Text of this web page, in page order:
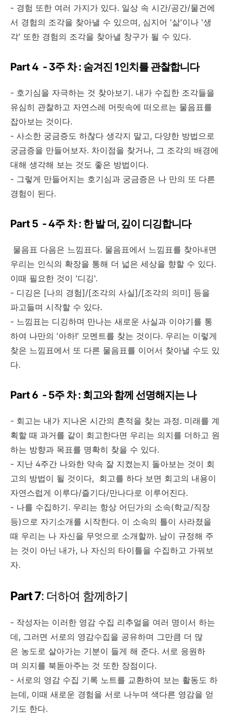
- 경험 또한 여러 가지가 있다. 일상 속 시간/공간/물건에
서 경험의 조각을 찾아낼 수 있으며, 심지어 '삶'이나 '생
각' 또한 경험의 조각을 찾아낼 창구가 될 수 있다.
Part 4 - 3주 차 : 숨겨진 1인치를 관찰합니다
- 호기심을 자극하는 것 찾아보기. 내가 수집한 조각들을
유심히 관찰하고 자연스레 머릿속에 떠오르는 물음표를
잡아보는 것이다.
- 사소한 궁금증도 하찮다 생각지 말고, 다양한 방법으로
궁금증을 만들어보자. 차이점을 찾거나, 그 조각의 배경에
대해 생각해 보는 것도 좋은 방법이다.
- 그렇게 만들어지는 호기심과 궁금증은 나 만의 또 다른
경험이 된다.
Part 5 - 4주 차 : 한 발 더, 깊이 디깅합니다
물음표 다음은 느낌표다. 물음표에서 느낌표를 찾아내면
우리는 인식의 확장을 통해 더 넓은 세상을 향할 수 있다.
이때 필요한 것이 '디깅'.
- 디깅은 [나의 경험]/[조각의 사실]/[조각의 의미] 등을
파고들며 시작할 수 있다.
- 느낌표는 디깅하며 만나는 새로운 사실과 이야기를 통
하여 나만의 '아하!' 모멘트를 찾는 것이다. 우리는 이렇게
찾은 느낌표에서 또 다른 물음표를 이어서 찾아낼 수도 있
다.
Part 6 - 5주 차 : 회고와 함께 선명해지는 나
- 회고는 내가 지나온 시간의 흔적을 찾는 과정. 미래를 계
획할 때 과거를 같이 회고한다면 우리는 의지를 더하고 원
하는 방향과 목표를 명확히 찾을 수 있다.
- 지난 4주간 나와한 약속 잘 지켰는지 돌아보는 것이 회
고의 방법이 될 것이다, 회고를 하다 보면 회고의 내용이
자연스럽게 이루다/즐기다/만나다로 이루어진다.
- 나를 수집하기. 우리는 항상 어딘가의 소속(학교/직장
등)으로 자기소개를 시작한다. 이 소속의 틀이 사라졌을
때 우리는 나 자신을 무엇으로 소개할까. 남이 규정해 주
는 것이 아닌 내가, 나 자신의 타이틀을 수집하고 가꿔보
자.
Part 7: 더하여 함께하기
- 작성자는 이러한 영감 수집 리추얼을 여러 명이서 하는
데, 그러면 서로의 영감수집을 공유하며 그만큼 더 많
은 농도로 살아가는 기분이 들게 해 준다. 서로 응원하
며 의지를 북돋아주는 것 또한 장점이다.
- 서로의 영감 수집 기록 노트를 교환하여 보는 활동도 하
는데, 이때 새로운 경험을 서로 나누며 색다른 영감을 얻
기도 한다.